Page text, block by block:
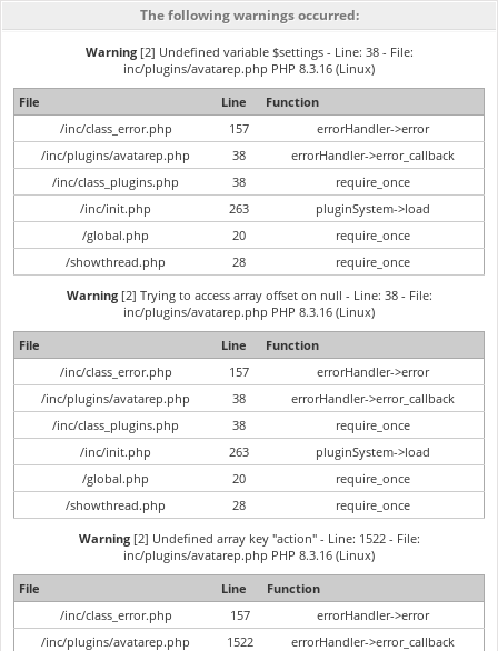
The following warnings occurred:
Warning[2] Undefined variable $settings - Line: 38 - File:
inc/plugins/avatarep.php PHP 8.3.16 (Linux)
File
Line
Function
/inc/class_error.php
157
errorHandler->error
/inc/plugins/avatarep.php
38
errorHandler->error_callback
/inc/class_plugins.php
38
require_once
/inc/init.php
263
pluginSystem->load
/global.php
20
require_once
/showthread.php
28
require_once
Warning[2] Trying to access array offset on null - Line: 38 - File:
inc/plugins/avatarep.php PHP 8.3.16 (Linux)
File
Line
Function
/inc/class_error.php
157
errorHandler->error
/inc/plugins/avatarep.php
38
errorHandler->error_callback
/inc/class_plugins.php
38
require_once
/inc/init.php
263
pluginSystem->load
/global.php
20
require_once
/showthread.php
28
require_once
Warning[2] Undefined array key "action" - Line: 1522 - File:
inc/plugins/avatarep.php PHP 8.3.16 (Linux)
File
Line
Function
/inc/class_error.php
157
errorHandler->error
/inc/plugins/avatarep.php
1522
errorHandler->error_callback